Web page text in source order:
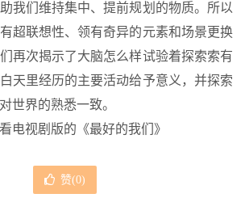
们维持集中、提前规划的物质。所以
超联想性、领有奇异的元素和场景更换
再次揭示了大脑怎么样试验着探索索有
天里经历的主要活动给予意义，并探索
世界的熟悉一致。
电视剧版的《最好的我们》
赞(0)